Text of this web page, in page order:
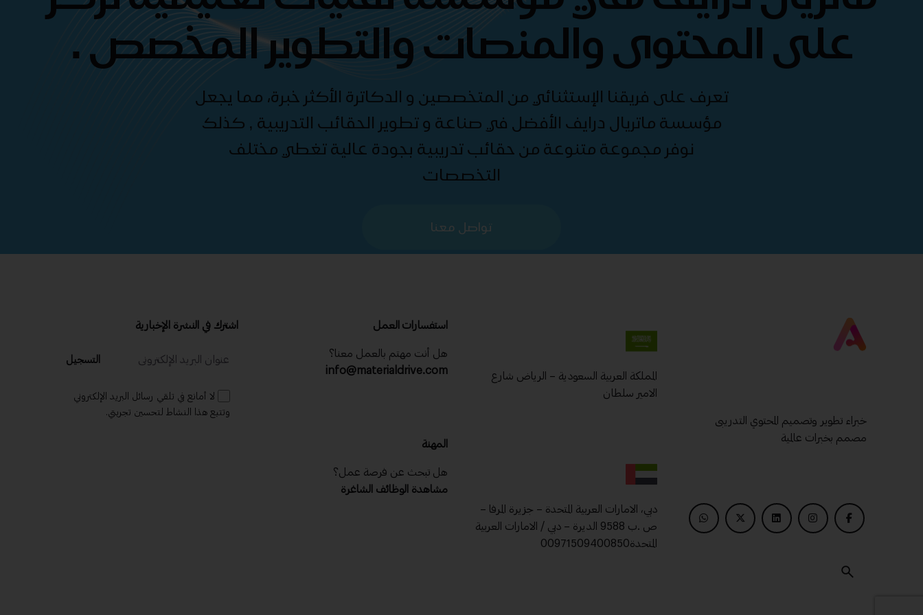
على المحتوى والمنصات والتطوير المخصص .
تعرف على فريقنا الإستثنائي من المتخصصين و الدكاترة الأكثر خبرة، مما يجعل
مؤسسة ماتريال درايف الأفضل في صناعة و تطوير الحقائب التدريبية , كذلك
نوفر مجموعة متنوعة من حقائب تدريبية بجودة عالية تغطي مختلف
التخصصات
تواصل معنا
خبراء تطوير وتصميم المحتوي التدريبى
مصمم بخبرات عالمية
المملكة العربية السعودية – الرياض شارع
الامير سلطان
دبي، الامارات العربية المتحدة – جزيرة المرفا –
ص .ب 9588 الديرة – دبي / الامارات العربية
المتحدة00971509400850
استفسارات العمل
هل أنت مهتم بالعمل معنا؟
info@materialdrive.com
المهنة
هل تبحث عن فرصة عمل؟
مشاهدة الوظائف الشاغرة
اشترك في النشرة الإخبارية
التسجيل
لا أمانع في تلقي رسائل البريد الإلكتروني
وتتبع هذا النشاط لتحسين تجربتي.